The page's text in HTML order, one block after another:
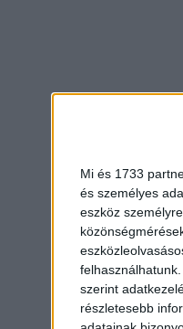
Mi és 1733
és személyes
eszköz
szerint
részletesebb